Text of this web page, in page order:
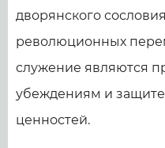
дворянского
революционных
служение являются
убеждениям и
ценностей.